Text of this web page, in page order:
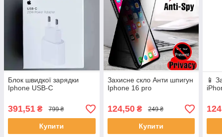
Блок швидкої зарядки
Iphone USB-C
391,51 ₴ 799 ₴
Купити
Захисне скло Анти шпигун
Iphone 16 pro
124,50₴ 249 ₴
Купити
📱